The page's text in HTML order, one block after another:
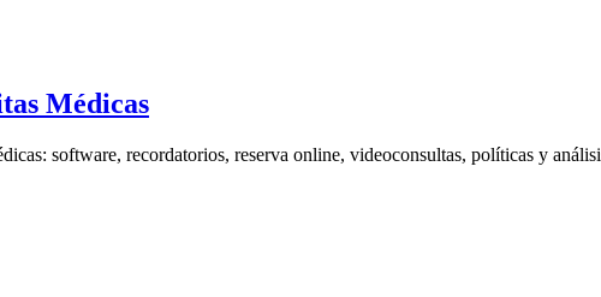
Médicas
software, recordatorios, reserva online, videoconsultas, políticas y